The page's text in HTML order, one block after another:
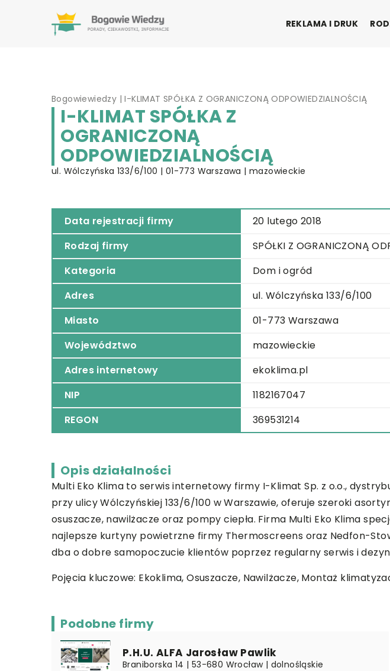
REKLAMA I DRUK
Bogowiewiedzy |I-KLIMAT SPÓŁKA Z OGRANICZONĄ ODPOWIEDZIALNOŚCIĄ
I-KLIMAT SPÓŁKA Z
OGRANICZONĄ
ODPOWIEDZIALNOŚCIĄ
ul. Wólczyńska 133/6/100 | 01-773 Warszawa | mazowieckie
Data rejestracji firmy
20 lutego 2018
Rodzaj firmy
SPÓŁKI Z OGRANICZONĄ
Kategoria
Dom i ogród
Adres
ul. Wólczyńska 133/6/100
Miasto
01-773 Warszawa
Województwo
mazowieckie
Adres internetowy
ekoklima.pl
NIP
1182167047
REGON
369531214
Opis działalności
Multi Eko Klima to serwis internetowy firmy I-Klimat Sp. z o.o.,
przy ulicy Wólczyńskiej 133/6/100 w Warszawie, oferuje szeroki
osuszacze, nawilżacze oraz pompy ciepła. Firma Multi Eko Klima
najlepsze kurtyny powietrzne firmy Thermoscreens oraz Nedfon-
dba o dobre samopoczucie klientów poprzez regularny serwis i
Pojęcia kluczowe: Ekoklima, Osuszacze, Nawilżacze, Montaż
Podobne firmy
P.H.U. ALFA Jarosław Pawlik
Braniborska 14 | 53-680 Wrocław | dolnośląskie